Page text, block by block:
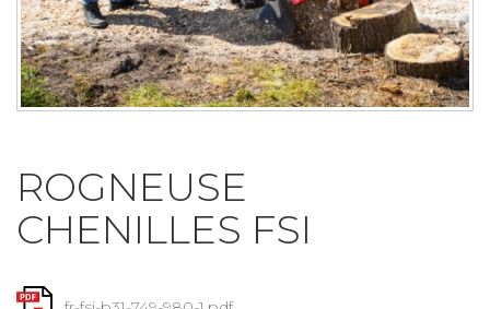
ROGNEUSE
CHENILLES FSI